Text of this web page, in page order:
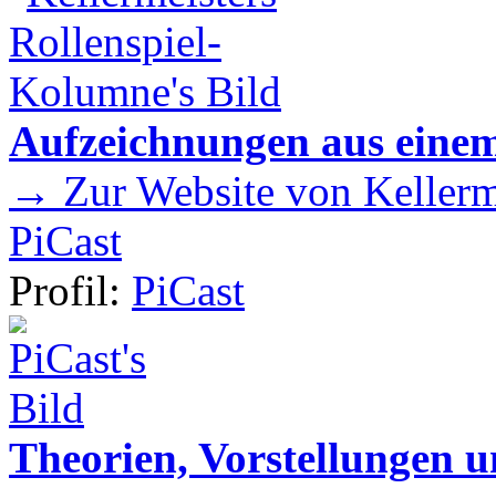
Aufzeichnungen aus
→ Zur Website von
PiCast
Profil: PiCast
Theorien, Vorstellungen